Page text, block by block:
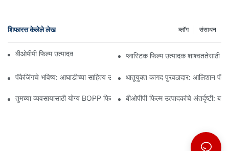
शिफारस केलेले लेख संसाधन
ब्लॉग
बीओपीपी फिल्म उत्पादक: लवचिक पॅकेजिंगचा कणाप्लास्टिक फिल्म उत्पादक
पॅकेजिंगचे भविष्य: आघाडीच्या साहित्य उत्पादकांकडून अंतर्दृष्टीधातूयुक्त कागद पुरवठादार: आलिशान
तुमच्या व्यवसायासाठी योग्य BOPP फिल्म पुरवठादार निवडणे का महत्त्वाचे आहे
बीओपीपी फिल्म उत्पादकांचे अंतर्दृष्टी: